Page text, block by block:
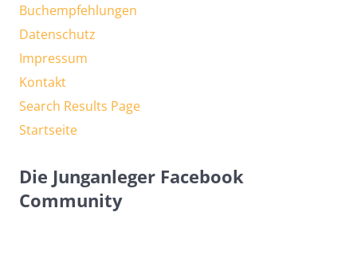
Buchempfehlungen
Datenschutz
Impressum
Kontakt
Search Results Page
Startseite
Die Junganleger Facebook
Community